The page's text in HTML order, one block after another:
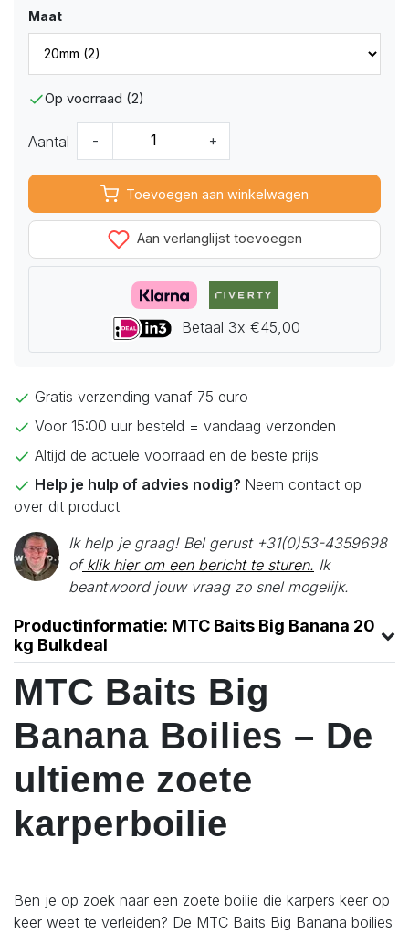
Maat
Op voorraad (2)
Aantal - +
Toevoegen aan winkelwagen
Aan verlanglijst toevoegen
Betaal 3x €45,00
Gratis verzending vanaf 75 euro
Voor 15:00 uur besteld = vandaag verzonden
Altijd de actuele voorraad en de beste prijs
Help je hulp of advies nodig? Neem contact op
over dit product
Ik help je graag! Bel gerust +31(0)53-4359698
ofklik hier om een bericht te sturen. Ik
beantwoord jouw vraag zo snel mogelijk.
Productinformatie: MTC Baits Big Banana 20
kg Bulkdeal
MTC Baits Big
Banana Boilies – De
ultieme zoete
karperboilie
Ben je op zoek naar een zoete boilie die karpers keer op
keer weet te verleiden? De MTC Baits Big Banana boilies